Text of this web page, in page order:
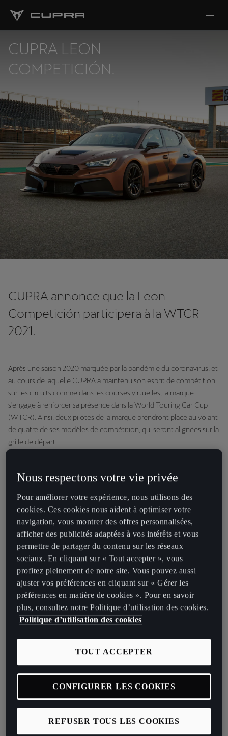
CUPRA LEON
COMPETICIÓN.
CUPRA annonce que la Leon
Competición participera à la WTCR
2021.
Après une saison 2020 marquée par la pandémie du coronavirus, et
au cours de laquelle CUPRA a maintenu son esprit de compétition
sur les circuits comme dans les courses virtuelles, la marque
s'engage à renforcer sa présence dans la World Touring Car Cup
(WTCR). Ainsi, deux pilotes de la marque prendront place au volant
de quatre de ses modèles de compétition, qui seront alignées sur la
grille de départ.
d'ambassadeurs CUPRA Racing, et sont impliqués dans le
développement des modèles de série et de compétition. Ils
participeront à la WTCR 2021 en tant que membres de l'équipe
Zengő Motorsport. L'équipe hongroise alignera quatre CUPRA
Leon Competición, la nouvelle voiture de course de tourisme de
CUPRA. Cette dernière a démontré son potentiel l'année dernière
lors du championnat TCR, en remportant le TCR Italie et en
s'imposant dans la course WTCR MotorLand Aragón.
La formule gagnante
d'expérience dans les compétitions de voitures de tourisme, Jordi
Nous respectons votre vie privée
Pour améliorer votre expérience, nous utilisons des
cookies. Ces cookies nous aident à optimiser votre
navigation, vous montrer des offres personnalisées,
afficher des publicités adaptées à vos intérêts et vous
permettre de partager du contenu sur les réseaux
sociaux. En cliquant sur « Tout accepter », vous
profitez pleinement de notre site. Vous pouvez aussi
ajuster vos préférences en cliquant sur « Gérer les
préférences en matière de cookies ». Pour en savoir
plus, consultez notre Politique d’utilisation des cookies.
Politique d’utilisation des cookies
REFUSER TOUS LES COOKIES
TOUT ACCEPTER
CONFIGURER LES COOKIES